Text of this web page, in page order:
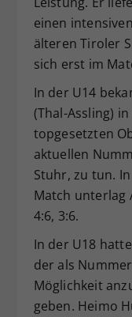
einen
älteren Tiroler
sich erst im
In der U14
(Thal-Assling)
topgesetzten
aktuellen
Stuhr, zu tun.
Match
4:6, 3:6.
In der U18
der als
Möglichkeit
geben. Heimo
Zweck
hat.